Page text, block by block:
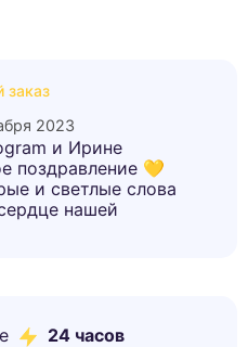
заказ
2023
и Ирине
поздравление 💛
и светлые слова
нашей
24 часов